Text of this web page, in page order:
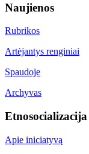
Naujienos
Rubrikos
Artėjantys renginiai
Spaudoje
Archyvas
Etnosocializacija
Apie iniciatyvą